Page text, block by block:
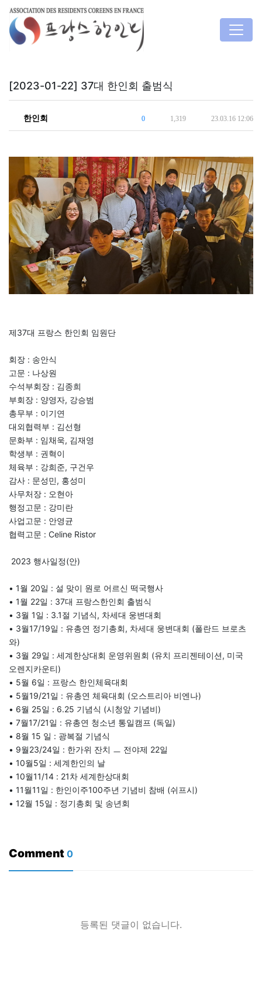
[2023-01-22] 37대 한인회 출범식
한인회 0 1,319 23.03.16 12:06
제37대 프랑스 한인회 임원단
회장 : 송안식
고문 : 나상원
수석부회장 : 김종희
부회장 : 양영자, 강승범
총무부 : 이기연
대외협력부 : 김선형
문화부 : 임채욱, 김재영
학생부 : 권혁이
체육부 : 강희준, 구건우
감사 : 문성민, 홍성미
사무처장 : 오현아
행정고문 : 강미란
사업고문 : 안영균
협력고문 : Celine Ristor
2023 행사일정(안)
• 1월 20일 : 설 맞이 원로 어르신 떡국행사
• 1월 22일 : 37대 프랑스한인회 출범식
• 3월 1일 : 3.1절 기념식, 차세대 웅변대회
• 3월17/19일 : 유총연 정기총회, 차세대 웅변대회 (폴란드 브로츠
와)
• 3월 29일 : 세계한상대회 운영위원회 (유치 프리젠테이션, 미국
오렌지카운티)
• 5월 6일 : 프랑스 한인체육대회
• 5월19/21일 : 유총연 체육대회 (오스트리아 비엔나)
• 6월 25일 : 6.25 기념식 (시청앞 기념비)
• 7월17/21일 : 유총연 청소년 통일캠프 (독일)
• 8월 15 일 : 광복절 기념식
• 9월23/24일 : 한가위 잔치 ㅡ 전야제 22일
• 10월5일 : 세계한인의 날
• 10월11/14 : 21차 세계한상대회
• 11월11일 : 한인이주100주년 기념비 참배 (쉬프시)
• 12월 15일 : 정기총회 및 송년회
Comment 0
등록된 댓글이 없습니다.